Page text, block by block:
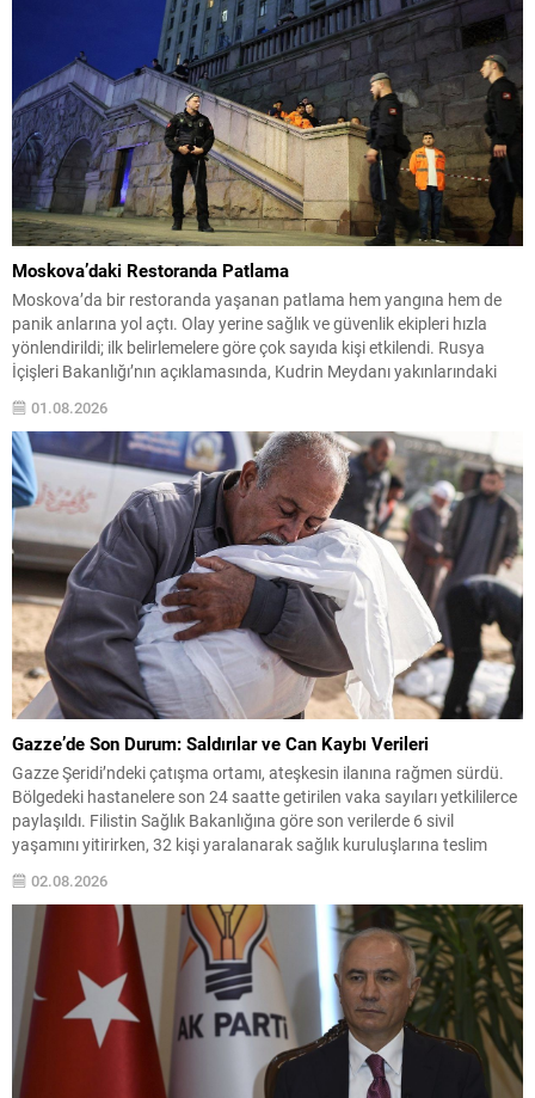
Moskova’daki Restoranda Patlama
Moskova’da bir restoranda yaşanan patlama hem yangına hem de
panik anlarına yol açtı. Olay yerine sağlık ve güvenlik ekipleri hızla
yönlendirildi; ilk belirlemelere göre çok sayıda kişi etkilendi. Rusya
İçişleri Bakanlığı’nın açıklamasında, Kudrin Meydanı yakınlarındaki
kafenin bitişiğinde meydana gelen patlamada 3 kişinin yaşamını
yitirdiği, 15 kişinin de yaralandığı belirtildi. Ekiplerin...
01.08.2026
Gazze’de Son Durum: Saldırılar ve Can Kaybı Verileri
Gazze Şeridi’ndeki çatışma ortamı, ateşkesin ilanına rağmen sürdü.
Bölgedeki hastanelere son 24 saatte getirilen vaka sayıları yetkililerce
paylaşıldı. Filistin Sağlık Bakanlığına göre son verilerde 6 sivil
yaşamını yitirirken, 32 kişi yaralanarak sağlık kuruluşlarına teslim
edildi. Resmi Sayılar ve Yaralı/Ölü Rakamları 10 Ekim tarihinde
yürürlüğe giren ateşkes anlaşmasından bu yana bildirilen...
02.08.2026